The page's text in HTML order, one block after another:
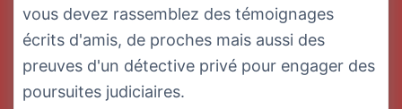
vous devez rassemblez des témoignages
écrits d'amis, de proches mais aussi des
preuves d'un détective privé pour engager des
poursuites judiciaires.